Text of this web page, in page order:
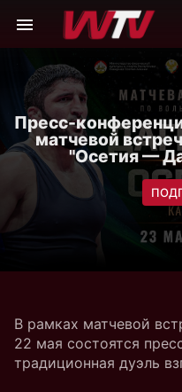
Пресс-
матчевой
"Осетия —
В рамках матчевой
22 мая состоятся
традиционная дуэль